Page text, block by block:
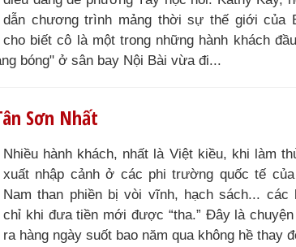
dẫn chương trình mảng thời sự thế giới của
cho biết cô là một trong những hành khách
bóng" ở sân bay Nội Bài vừa đi...
Sơn Nhất
Nhiều hành khách, nhất là Việt kiều, khi làm
xuất nhập cảnh ở các phi trường quốc tế
Nam than phiền bị vòi vĩnh, hạch sách... các
chỉ khi đưa tiền mới được “tha.” Ðây là chuyện
ra hàng ngày suốt bao năm qua không hề thay